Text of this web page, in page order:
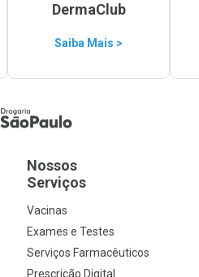
DermaClub
Saiba Mais >
Home
Nossos
Serviços
Vacinas
Exames e Testes
Serviços Farmacêuticos
Prescrição Digital